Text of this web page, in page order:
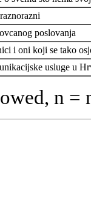
poslovanja
i oni koji se tako
usluge u
n =